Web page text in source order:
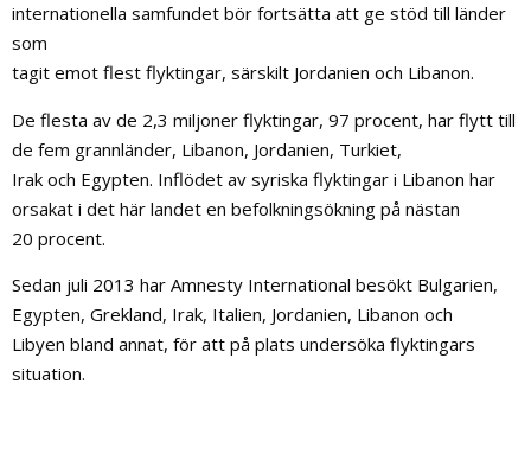
internationella samfundet bör fortsätta att ge stöd till länder
som
tagit emot flest flyktingar, särskilt Jordanien och Libanon.
De flesta av de 2,3 miljoner flyktingar, 97 procent, har flytt till
de fem grannländer, Libanon, Jordanien, Turkiet,
Irak och Egypten. Inflödet av syriska flyktingar i Libanon har
orsakat i det här landet en befolkningsökning på nästan
20 procent.
Sedan juli 2013 har Amnesty International besökt Bulgarien,
Egypten, Grekland, Irak, Italien, Jordanien, Libanon och
Libyen bland annat, för att på plats undersöka flyktingars
situation.